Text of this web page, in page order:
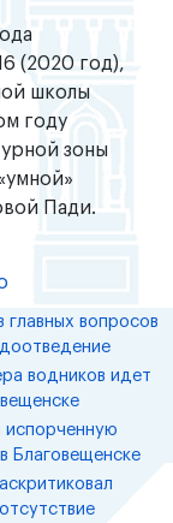
(2020 год),
школы
году
зоны
Пади.
вопросов
водников идет
испорченную
Благовещенске